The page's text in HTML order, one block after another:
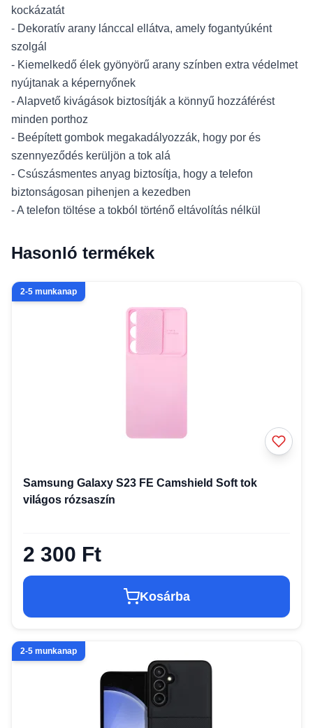
kockázatát
- Dekoratív arany lánccal ellátva, amely fogantyúként
szolgál
- Kiemelkedő élek gyönyörű arany színben extra védelmet
nyújtanak a képernyőnek
- Alapvető kivágások biztosítják a könnyű hozzáférést
minden porthoz
- Beépített gombok megakadályozzák, hogy por és
szennyeződés kerüljön a tok alá
- Csúszásmentes anyag biztosítja, hogy a telefon
biztonságosan pihenjen a kezedben
- A telefon töltése a tokból történő eltávolítás nélkül
Hasonló termékek
2-5 munkanap
Samsung Galaxy S23 FE Camshield Soft tok
világos rózsaszín
2 300 Ft
Kosárba
2-5 munkanap